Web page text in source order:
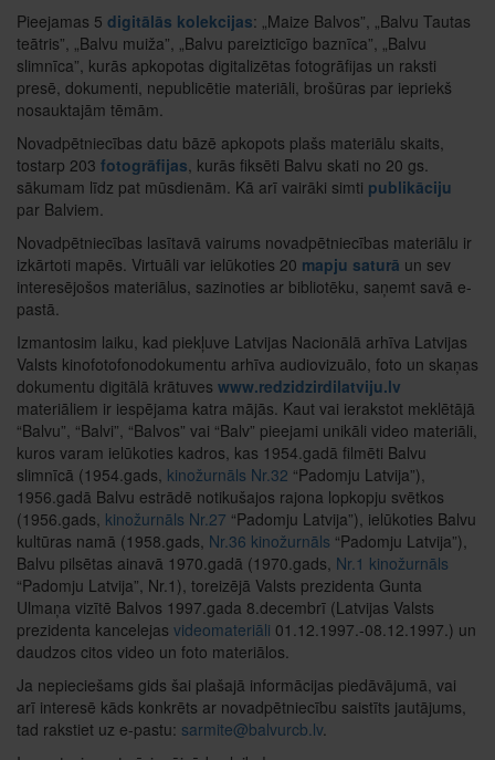
Pieejamas 5 digitālās kolekcijas: „Maize Balvos”, „Balvu Tautas
teātris”, „Balvu muiža”, „Balvu pareizticīgo baznīca”, „Balvu
slimnīca”, kurās apkopotas digitalizētas fotogrāfijas un raksti
presē, dokumenti, nepublicētie materiāli, brošūras par iepriekš
nosauktajām tēmām.
Novadpētniecības datu bāzē apkopots plašs materiālu skaits,
tostarp 203 fotogrāfijas , kurās fiksēti Balvu skati no 20 gs.
sākumam līdz pat mūsdienām. Kā arī vairāki simti publikāciju
par Balviem.
Novadpētniecības lasītavā vairums novadpētniecības materiālu ir
izkārtoti mapēs. Virtuāli var ielūkoties 20 mapju saturā un sev
interesējošos materiālus, sazinoties ar bibliotēku, saņemt savā e-
pastā.
Izmantosim laiku, kad piekļuve Latvijas Nacionālā arhīva Latvijas
Valsts kinofotofonodokumentu arhīva audiovizuālo, foto un skaņas
dokumentu digitālā krātuves www.redzidzirdilatviju.lv
materiāliem ir iespējama katra mājās. Kaut vai ierakstot meklētājā
“Balvu”, “Balvi”, “Balvos” vai “Balv” pieejami unikāli video materiāli,
kuros varam ielūkoties kadros, kas 1954.gadā filmēti Balvu
slimnīcā (1954.gads, kinožurnāls Nr.32 “Padomju Latvija”),
1956.gadā Balvu estrādē notikušajos rajona lopkopju svētkos
(1956.gads, kinožurnāls Nr.27 “Padomju Latvija”), ielūkoties Balvu
kultūras namā (1958.gads, Nr.36 kinožurnāls “Padomju Latvija”),
Balvu pilsētas ainavā 1970.gadā (1970.gads, Nr.1 kinožurnāls
“Padomju Latvija”, Nr.1), toreizējā Valsts prezidenta Gunta
Ulmaņa vizītē Balvos 1997.gada 8.decembrī (Latvijas Valsts
prezidenta kancelejas videomateriāli 01.12.1997.-08.12.1997.) un
daudzos citos video un foto materiālos.
Ja nepieciešams gids šai plašajā informācijas piedāvājumā, vai
arī interesē kāds konkrēts ar novadpētniecību saistīts jautājums,
tad rakstiet uz e-pastu: sarmite@balvurcb.lv.